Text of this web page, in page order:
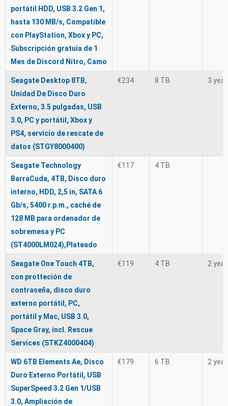
portátil HDD, USB 3.2 Gen 1,
hasta 130 MB/s, Compatible
con PlayStation, Xbox y PC,
Subscripción gratuia de 1
Mes de Discord Nitro, Camo
Seagate Desktop 8TB,
Unidad De Disco Duro
Externo, 3.5 pulgadas, USB
3.0, PC y portátil, Xbox y
PS4, servicio de rescate de
datos (STGY8000400)
€234 8 TB 3
Seagate Technology
BarraCuda, 4TB, Disco duro
interno, HDD, 2,5 in, SATA 6
Gb/s, 5400 r.p.m., caché de
128 MB para ordenador de
sobremesa y PC
(ST4000LM024),Plateado
€117 4 TB
Seagate One Touch 4TB,
con protteción de
contraseña, disco duro
externo portátil, PC,
portátil y Mac, USB 3.0,
Space Gray, incl. Rescue
Services (STKZ4000404)
€119 4 TB 2
WD 6TB Elements Ae, Disco
Duro Externo Portátil, USB
SuperSpeed 3.2 Gen 1/USB
3.0, Ampliación de
€179 6 TB 2